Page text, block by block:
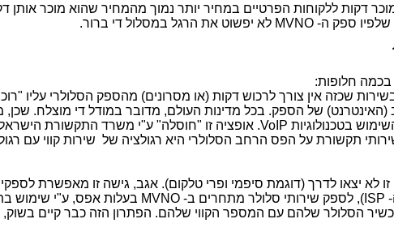
דקות ללקוחות הפרטיים במחיר יותר נמוך מהמחיר שהוא מוכר אותן
שלפיו ספק ה-MVNO לא יפשוט את הרגל במסלול די ברור.
חלופות:
שכזה אין צורך לרכוש דקות (או מסרונים) מהספק הסלולרי עליו
של הספק. בכל מדינות העולם, מדובר במודל די מוצלח. שכן,
בטכנולוגיות VoIP. אופציה זו "חוסלה" ע"י משרד התקשורת
תקשורת על הפס הרחב הסלולרי היא רגולציה של שירות קווי עם
לא יצאו לדרך (דוגמת סיפמי ופרי טלקום). אגב, גישה זו מאפשרת
ISP), לספק שירותי סלולר מתחרים ב-MVNO בעלות אפס, ע"י שימוש
הסלולר שלהם עם המספר הקווי שלהם. הפתרון הזה כבר קיים